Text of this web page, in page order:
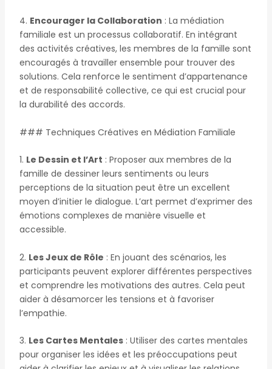
4. Encourager la Collaboration : La médiation
familiale est un processus collaboratif. En intégrant
des activités créatives, les membres de la famille sont
encouragés à travailler ensemble pour trouver des
solutions. Cela renforce le sentiment d’appartenance
et de responsabilité collective, ce qui est crucial pour
la durabilité des accords.
### Techniques Créatives en Médiation Familiale
1. Le Dessin et l’Art : Proposer aux membres de la
famille de dessiner leurs sentiments ou leurs
perceptions de la situation peut être un excellent
moyen d’initier le dialogue. L’art permet d’exprimer des
émotions complexes de manière visuelle et
accessible.
2. Les Jeux de Rôle : En jouant des scénarios, les
participants peuvent explorer différentes perspectives
et comprendre les motivations des autres. Cela peut
aider à désamorcer les tensions et à favoriser
l’empathie.
3. Les Cartes Mentales: Utiliser des cartes mentales
pour organiser les idées et les préoccupations peut